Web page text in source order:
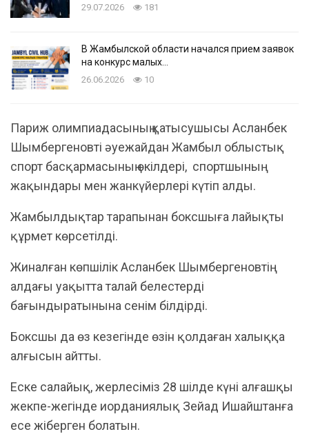
29.07.2026 181
В Жамбылской области начался прием заявок
на конкурс малых…
26.06.2026 10
Париж олимпиадасының қатысушысы Асланбек
Шымбергеновті әуежайдан Жамбыл облыстық
спорт басқармасының өкілдері, спортшының
жақындары мен жанкүйерлері күтіп алды.
Жамбылдықтар тарапынан боксшыға лайықты
құрмет көрсетілді.
Жиналған көпшілік Асланбек Шымбергеновтің
алдағы уақытта талай белестерді
бағындыратынына сенім білдірді.
Боксшы да өз кезегінде өзін қолдаған халыққа
алғысын айтты.
Еске салайық, жерлесіміз 28 шілде күні алғашқы
жекпе-жегінде иорданиялық Зейад Ишайштанға
есе жіберген болатын.